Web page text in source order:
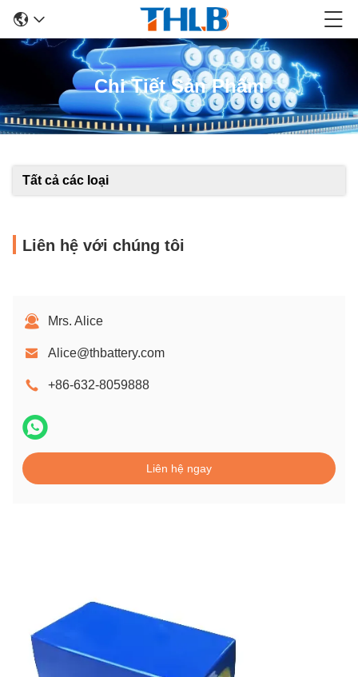
Chi Tiết Sản Phẩm
Tất cả các loại
Liên hệ với chúng tôi
Mrs. Alice
Alice@thbattery.com
+86-632-8059888
Liên hệ ngay